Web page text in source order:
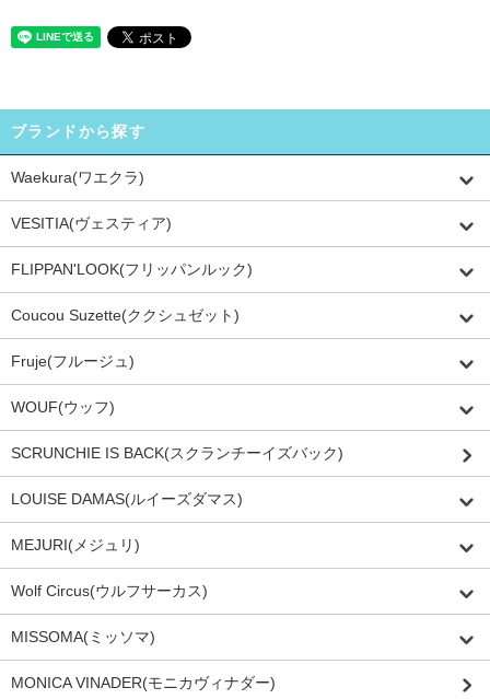
ブランドから探す
Waekura(ワエクラ)
VESITIA(ヴェスティア)
FLIPPAN'LOOK(フリッパンルック)
Coucou Suzette(ククシュゼット)
Fruje(フルージュ)
WOUF(ウッフ)
SCRUNCHIE IS BACK(スクランチーイズバック)
LOUISE DAMAS(ルイーズダマス)
MEJURI(メジュリ)
Wolf Circus(ウルフサーカス)
MISSOMA(ミッソマ)
MONICA VINADER(モニカヴィナダー)